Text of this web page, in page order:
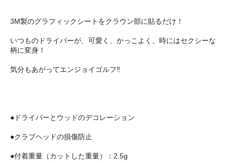
3M製のグラフィックシートをクラウン部に貼るだけ！
いつものドライバーが、可愛く、かっこよく、時にはセクシーな
柄に変身！
気分もあがってエンジョイゴルフ‼
●ドライバーとウッドのデコレーション
●クラブヘッドの損傷防止
●付着重量（カットした重量）：2.5g